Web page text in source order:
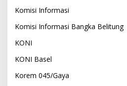
Komisi Informasi
Komisi Informasi Bangka Belitung
KONI
KONI Basel
Korem 045/Gaya